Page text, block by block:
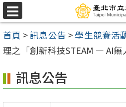
跳
至
主
要
容
區
選
單
首頁 >訊息公告 >學生競賽活
理之「創新科技STEAM — AI無
訊息公告